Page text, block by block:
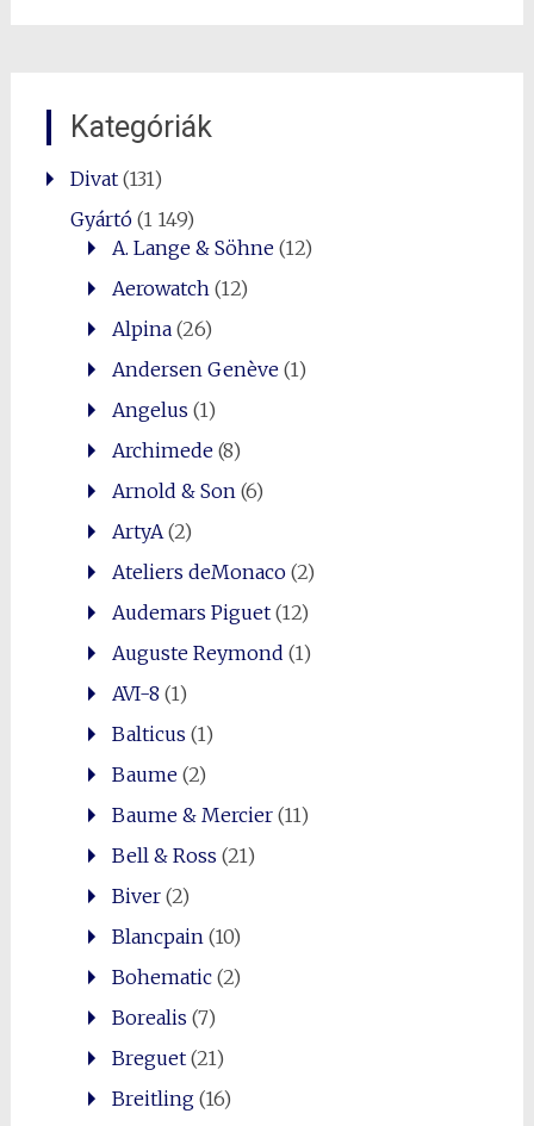
Kategóriák
Divat(131)
Gyártó(1 149)
A. Lange & Söhne(12)
Aerowatch(12)
Alpina(26)
Andersen Genève(1)
Angelus (1)
Archimede(8)
Arnold & Son(6)
ArtyA(2)
Ateliers deMonaco(2)
Audemars Piguet(12)
Auguste Reymond (1)
AVI-8 (1)
Balticus (1)
Baume(2)
Baume & Mercier(11)
Bell & Ross (21)
Biver(2)
Blancpain(10)
Bohematic(2)
Borealis (7)
Breguet(21)
Breitling(16)